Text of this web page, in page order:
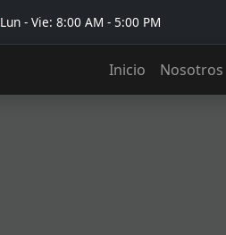
Lun - Vie: 8:00 AM - 5:00 PM
Inicio Nosotros